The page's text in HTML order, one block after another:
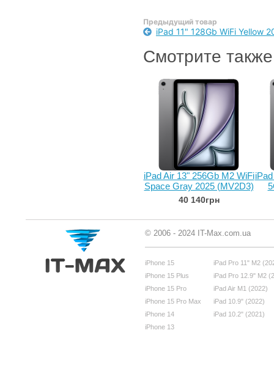
Предыдущий товар
iPad 11" 128Gb WiFi Yellow
Смотрите также
iPad Air 13" 256Gb M2 WiFi
Space Gray 2025 (MV2D3)
40 140грн
© 2006 - 2024 IT-Max.com.ua
iPhone 15
iPhone 15 Plus
iPhone 15 Pro
iPhone 15 Pro Max
iPhone 14
iPhone 13
iPad Pro 11" M2
iPad Pro 12.9" M2
iPad Air M1 (2022)
iPad 10.9" (2022)
iPad 10.2" (2021)